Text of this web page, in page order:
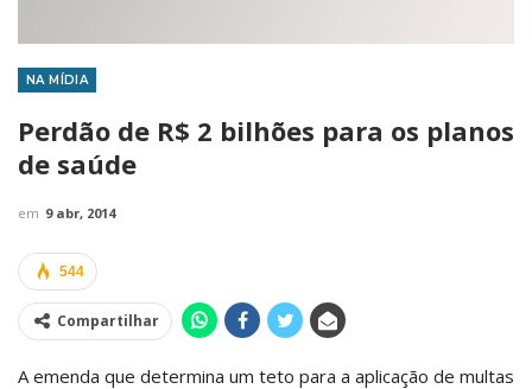
NA MÍDIA
Perdão de R$ 2 bilhões para os planos
de saúde
em 9 abr, 2014
544
Compartilhar
A emenda que determina um teto para a aplicação de multas